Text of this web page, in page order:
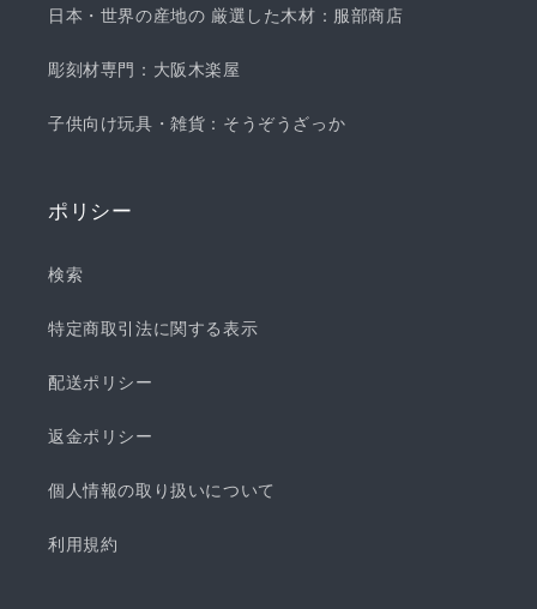
日本・世界の産地の 厳選した木材：服部商店
彫刻材専門：大阪木楽屋
子供向け玩具・雑貨：そうぞうざっか
ポリシー
検索
特定商取引法に関する表示
配送ポリシー
返金ポリシー
個人情報の取り扱いについて
利用規約